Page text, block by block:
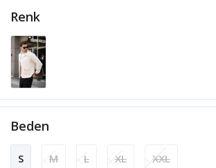
Renk
Beden
S M L XL XXL